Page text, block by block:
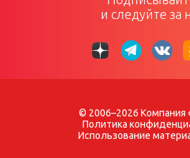
и следуйте за
© 2006–2026 Компания
Политика
Использование